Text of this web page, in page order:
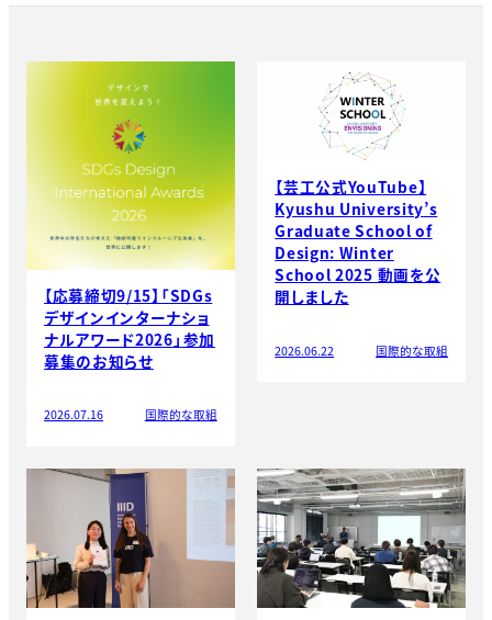
【応募締切9/15】「SDGs
デザインインターナショ
ナルアワード2026」参加
募集のお知らせ
2026.07.16 国際的な取組
【芸工公式YouTube】
Kyushu University’s
Graduate School of
Design: Winter
School 2025 動画を公
開しました
2026.06.22 国際的な取組